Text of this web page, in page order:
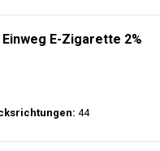
E-Zigarette 2%
44